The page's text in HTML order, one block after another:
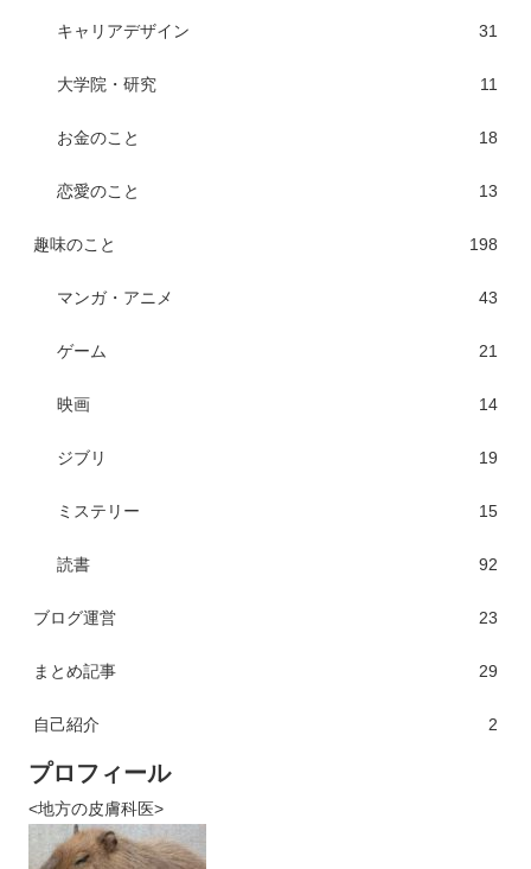
キャリアデザイン 31
大学院・研究 11
お金のこと 18
恋愛のこと 13
趣味のこと 198
マンガ・アニメ 43
ゲーム 21
映画 14
ジブリ 19
ミステリー 15
読書 92
ブログ運営 23
まとめ記事 29
自己紹介 2
プロフィール
<地方の皮膚科医>